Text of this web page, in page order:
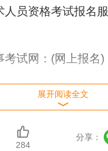
人员资格考试报名
试网：(网上报名)
网：(网上考务)
试-成绩查询-资格
展开阅读全文
284
分享：